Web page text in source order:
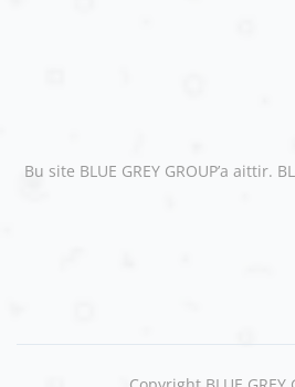
Bu site BLUE GREY GROUP’a